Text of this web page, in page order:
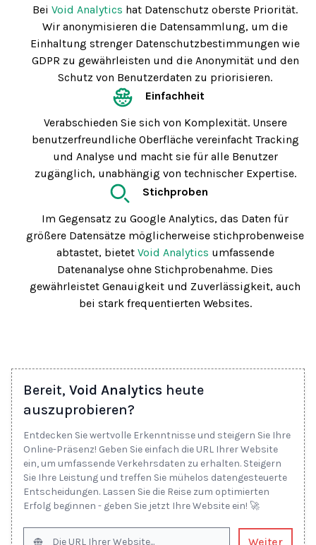
Bei Void Analytics hat Datenschutz oberste Priorität.
Wir anonymisieren die Datensammlung, um die
Einhaltung strenger Datenschutzbestimmungen wie
GDPR zu gewährleisten und die Anonymität und den
Schutz von Benutzerdaten zu priorisieren.
Einfachheit
Verabschieden Sie sich von Komplexität. Unsere
benutzerfreundliche Oberfläche vereinfacht Tracking
und Analyse und macht sie für alle Benutzer
zugänglich, unabhängig von technischer Expertise.
Stichproben
Im Gegensatz zu Google Analytics, das Daten für
größere Datensätze möglicherweise stichprobenweise
abtastet, bietet Void Analytics umfassende
Datenanalyse ohne Stichprobenahme. Dies
gewährleistet Genauigkeit und Zuverlässigkeit, auch
bei stark frequentierten Websites.
Bereit, Void Analytics heute
auszuprobieren?
Entdecken Sie wertvolle Erkenntnisse und steigern Sie Ihre
Online-Präsenz! Geben Sie einfach die URL Ihrer Website
ein, um umfassende Verkehrsdaten zu erhalten. Steigern
Sie Ihre Leistung und treffen Sie mühelos datengesteuerte
Entscheidungen. Lassen Sie die Reise zum optimierten
Erfolg beginnen - geben Sie jetzt Ihre Website ein! 🚀
Weiter